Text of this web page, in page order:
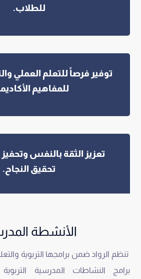
للطلاب.
توفير فرصاً للتعلم العملي
للمفاهيم
تعزيز الثقة بالنفس
تحقيق النجاح.
الأنشطة
تنظم الرواد ضمن برامجها التربوية
برامج النشاطات المدرسية التربوية